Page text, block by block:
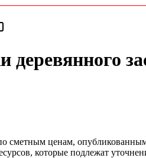
деревянного
сметным ценам,
которые подлежат